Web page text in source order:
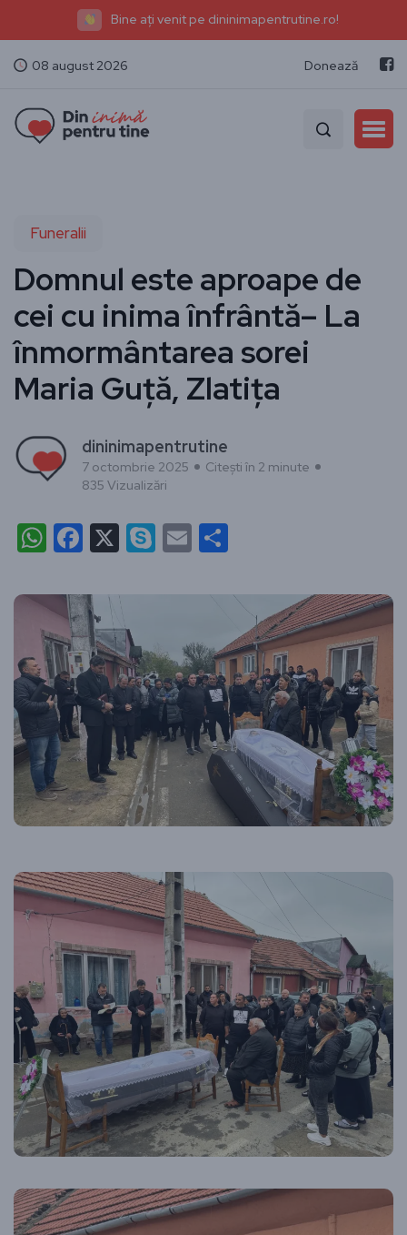
Bine ați venit pe dininimapentrutine.ro!
08 august 2026 Donează
Funeralii
Domnul este aproape de
cei cu inima înfrântă– La
înmormântarea sorei
Maria Guță, Zlatița
dininimapentrutine
7 octombrie 2025
Citești în 2 minute
835 Vizualizări
WhatsApp
Facebook
X Skype
Email